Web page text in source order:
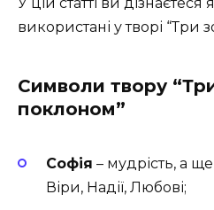
використані у творі “Три
Символи твору
поклоном”
Софія – мудрість, а
Віри, Надії, Любові;